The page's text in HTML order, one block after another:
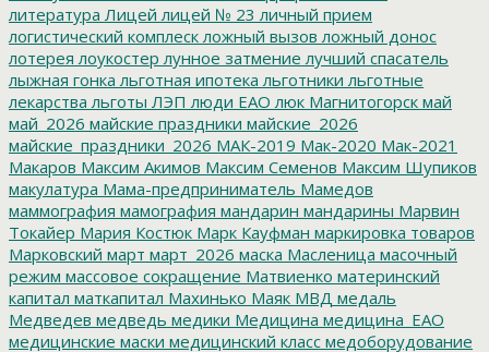
литература Лицей лицей № 23 личный прием
логистический комплеск ложный вызов ложный донос
лотерея лоукостер лунное затмение лучший спасатель
лыжная гонка льготная ипотека льготники льготные
лекарства льготы ЛЭП люди ЕАО люк Магнитогорск май
май_2026 майские праздники майские_2026
майские_праздники_2026 МАК-2019 Мак-2020 Мак-2021
Макаров Максим Акимов Максим Семенов Максим Шупиков
макулатура Мама-предприниматель Мамедов
маммография мамография мандарин мандарины Марвин
Токайер Мария Костюк Марк Кауфман маркировка товаров
Марковский март март_2026 маска Масленица масочный
режим массовое сокращение Матвиенко материнский
капитал маткапитал Махинько Маяк МВД медаль
Медведев медведь медики Медицина медицина_ЕАО
медицинские маски медицинский класс медоборудование